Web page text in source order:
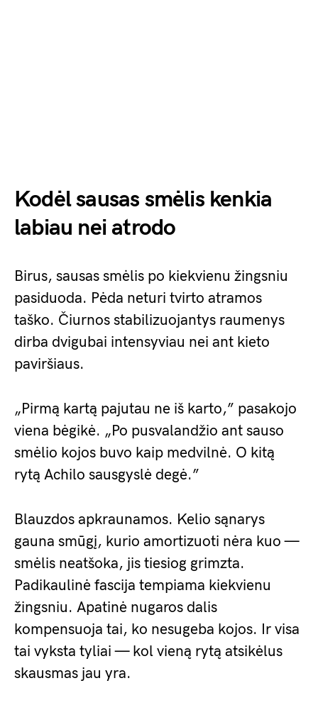
Kodėl sausas smėlis kenkia
labiau nei atrodo
Birus, sausas smėlis po kiekvienu žingsniu
pasiduoda. Pėda neturi tvirto atramos
taško. Čiurnos stabilizuojantys raumenys
dirba dvigubai intensyviau nei ant kieto
paviršiaus.
„Pirmą kartą pajutau ne iš karto,” pasakojo
viena bėgikė. „Po pusvalandžio ant sauso
smėlio kojos buvo kaip medvilnė. O kitą
rytą Achilo sausgyslė degė.”
Blauzdos apkraunamos. Kelio sąnarys
gauna smūgį, kurio amortizuoti nėra kuo —
smėlis neatšoka, jis tiesiog grimzta.
Padikaulinė fascija tempiama kiekvienu
žingsniu. Apatinė nugaros dalis
kompensuoja tai, ko nesugeba kojos. Ir visa
tai vyksta tyliai — kol vieną rytą atsikėlus
skausmas jau yra.